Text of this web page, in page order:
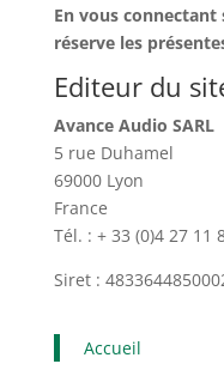
En vous connectant
réserve les
Editeur du
Avance Audio SARL
5 rue Duhamel
69000 Lyon
France
Tél. : + 33 (0)4 27 11
Siret :
Accueil